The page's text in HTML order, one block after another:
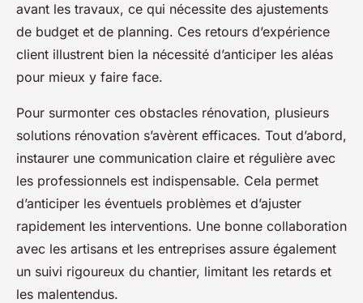
avant les travaux, ce qui nécessite des ajustements
de budget et de planning. Ces retours d’expérience
client illustrent bien la nécessité d’anticiper les aléas
pour mieux y faire face.
Pour surmonter ces obstacles rénovation, plusieurs
solutions rénovation s’avèrent efficaces. Tout d’abord,
instaurer une communication claire et régulière avec
les professionnels est indispensable. Cela permet
d’anticiper les éventuels problèmes et d’ajuster
rapidement les interventions. Une bonne collaboration
avec les artisans et les entreprises assure également
un suivi rigoureux du chantier, limitant les retards et
les malentendus.